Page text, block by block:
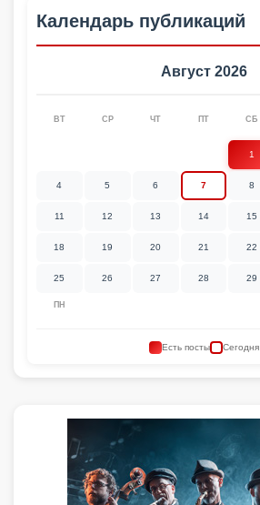
Календарь публикаций
Август 2026
ПН
ВТ СР ЧТ ПТ СБ
1
4 5 6 7 8
11 12 13 14 15
18 19 20 21 22
25 26 27 28 29
Есть посты Сегодня